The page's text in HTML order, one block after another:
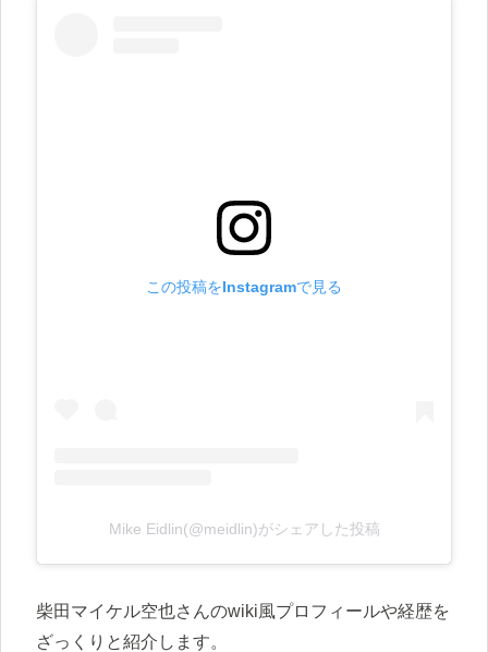
この投稿をInstagramで見る
Mike Eidlin(@meidlin)がシェアした投稿
柴田マイケル空也さんのwiki風プロフィールや経歴を
ざっくりと紹介します。